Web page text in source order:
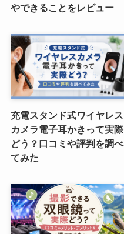
やできることをレビュー
充電スタンド式ワイヤレス
カメラ電子耳かきって実際
どう？口コミや評判を調べ
てみた